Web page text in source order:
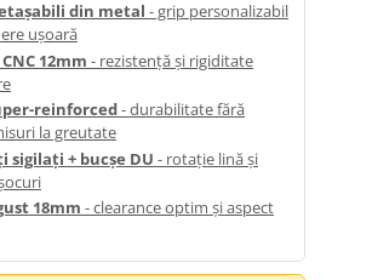
din metal - grip personalizabil
ușoară
12mm - rezistență și rigiditate
reinforced- durabilitate fără
la greutate
sigilați + bucșe DU - rotație lină și
18mm - clearance optim și aspect